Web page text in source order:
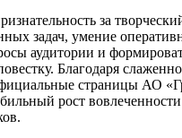
за
задач, умение
аудитории и
Благодаря
страницы АО
рост